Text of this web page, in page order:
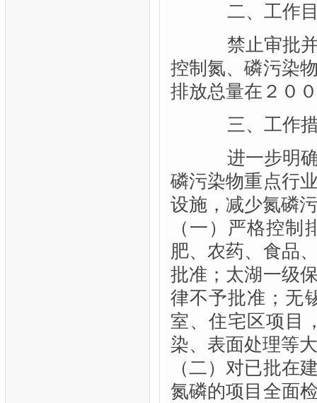
二、工作
禁止审批并
控制氮、磷污染
排放总量在２０
三、工作
进一步明确
磷污染物重点行
设施，减少氮磷
（一）严格控
肥、农药、食品
批准；太湖一级
律不予批准；无
室、住宅区项目
染、表面处理等
（二）对已批在
氮磷的项目全面